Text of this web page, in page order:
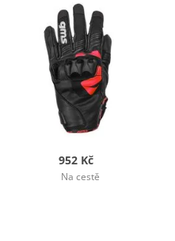
952 Kč
Na cestě